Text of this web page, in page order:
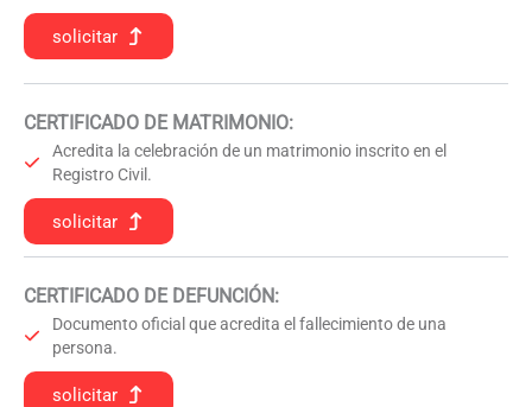
solicitar
CERTIFICADO DE MATRIMONIO:
Acredita la celebración de un matrimonio inscrito en el
Registro Civil.
solicitar
CERTIFICADO DE DEFUNCIÓN:
Documento oficial que acredita el fallecimiento de una
persona.
solicitar